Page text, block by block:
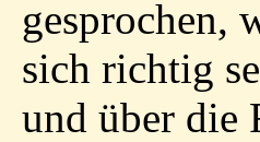
gesprochen,
sich richtig
und über die